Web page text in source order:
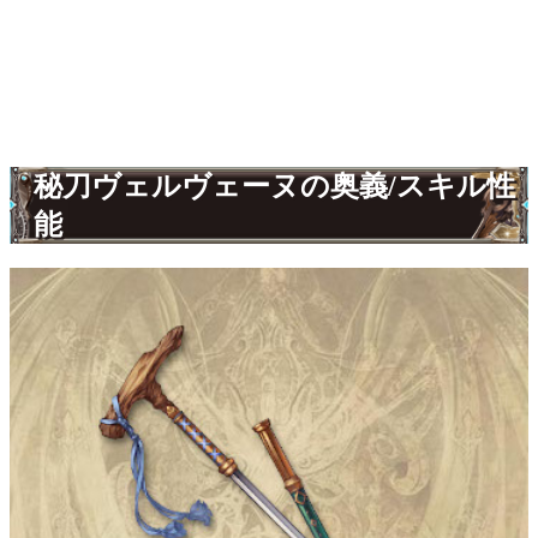
秘刀ヴェルヴェーヌの奥義/スキル性
能